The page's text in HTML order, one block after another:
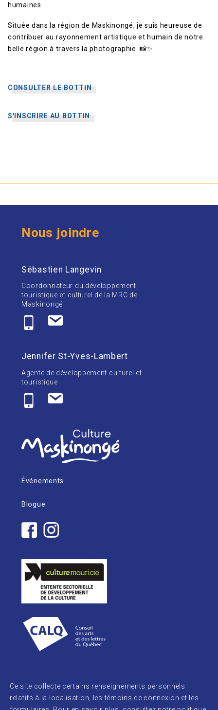
humaines.
Située dans la région de Maskinongé, je suis heureuse de
contribuer au rayonnement artistique et humain de notre
belle région à travers la photographie. 📸✨
CONSULTER LE BOTTIN
S'INSCRIRE AU BOTTIN
Nous joindre
Sébastien Langevin
Coordonnateur du développement
touristique et culturel de la MRC de
Maskinongé
Jennifer St-Yves-Lambert
Agente de développement culturel et
touristique
Événements
Blogue
Ce site collecte certains renseignements personnels
relatifs à la localisation, les témoins de connexion et les